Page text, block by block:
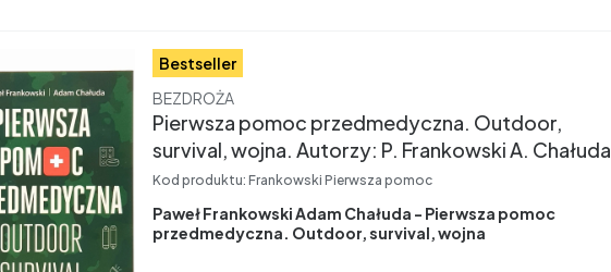
Bestseller
Producent
BEZDROŻA
Pierwsza pomoc przedmedyczna. Outdoor,
survival, wojna. Autorzy: P. Frankowski A. Chałuda
Kod produktu: Frankowski Pierwsza pomoc
Paweł Frankowski Adam Chałuda - Pierwsza pomoc
przedmedyczna. Outdoor, survival, wojna